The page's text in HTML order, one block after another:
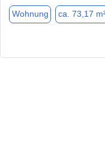
Wohnung ca. 73,17